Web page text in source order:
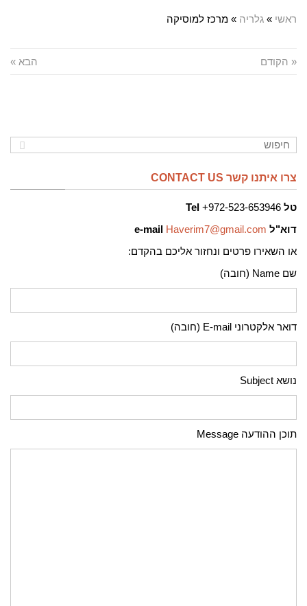
ראשי » גלריה » מרכז למוסיקה
« הקודם הבא »
צרו איתנו קשר CONTACT US
טל
Tel
דוא"ל
e-mail Haverim7@gmail.com
או השאירו פרטים ונחזור אליכם בהקדם:
שם Name (חובה)
דואר אלקטרוני E-mail (חובה)
נושא Subject
תוכן ההודעה Message